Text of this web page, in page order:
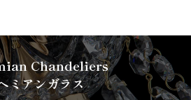
Chandeliers
ミアンガラス